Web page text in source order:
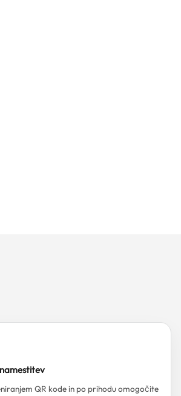
QR kode in po prihodu omogočite